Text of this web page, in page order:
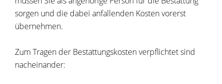
sorgen und die dabei anfallenden Kosten vorerst
übernehmen.
Zum Tragen der Bestattungskosten verpflichtet sind
nacheinander: